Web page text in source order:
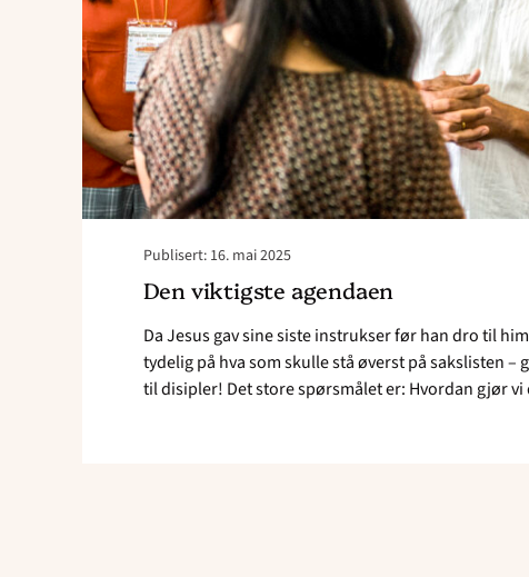
Publisert: 16. mai 2025
Den viktigste agendaen
Da Jesus gav sine siste instrukser før han dro til
tydelig på hva som skulle stå øverst på sakslisten –
til disipler! Det store spørsmålet er: Hvordan gjør vi